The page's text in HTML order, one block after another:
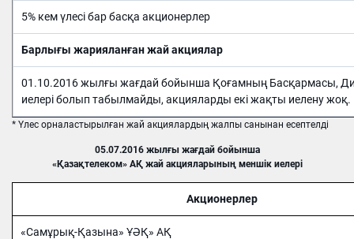
5% кем үлесі бар басқа акционерлер
Барлығы жарияланған жай акциялар
01.10.2016 жылғы жағдай бойынша Қоғамның Басқармасы,
иелері болып табылмайды, акцияларды екі жақты иелену жоқ.
* Үлес орналастырылған жай акциялардың жалпы санынан есептелді
05.07.2016 жылғы жағдай бойынша
«Қазақтелеком» АҚ жай акцияларының меншік иелері
Акционерлер
«Самұрық-Қазына» ҰӘҚ» АҚ